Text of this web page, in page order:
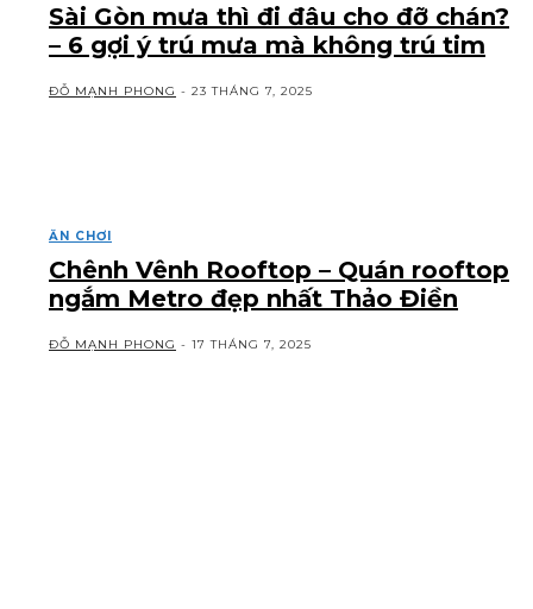
Sài Gòn mưa thì đi đâu cho đỡ chán?
– 6 gợi ý trú mưa mà không trú tim
ĐỖ MẠNH PHONG - 23 THÁNG 7, 2025
ĂN CHƠI
Chênh Vênh Rooftop – Quán rooftop
ngắm Metro đẹp nhất Thảo Điền
ĐỖ MẠNH PHONG - 17 THÁNG 7, 2025